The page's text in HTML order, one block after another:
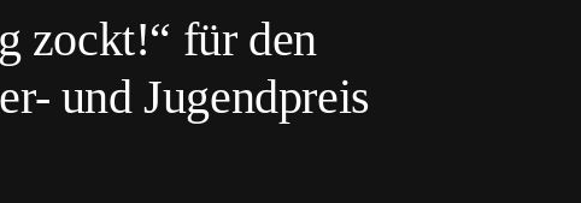
zockt!“ für den
und Jugendpreis